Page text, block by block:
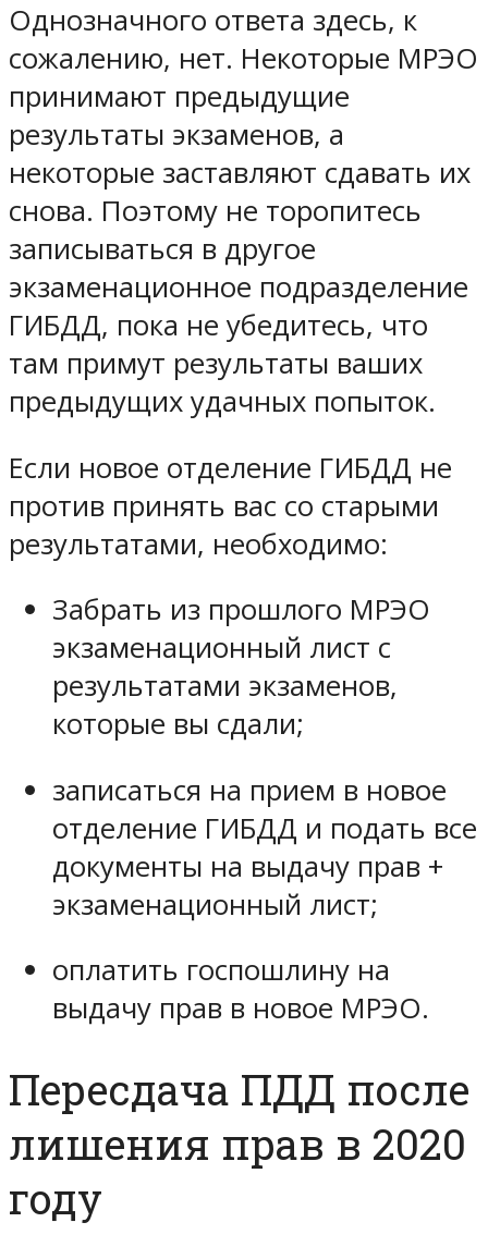
Однозначного ответа здесь, к
сожалению, нет. Некоторые МРЭО
принимают предыдущие
результаты экзаменов, а
некоторые заставляют сдавать их
снова. Поэтому не торопитесь
записываться в другое
экзаменационное подразделение
ГИБДД, пока не убедитесь, что
там примут результаты ваших
предыдущих удачных попыток.
Если новое отделение ГИБДД не
против принять вас со старыми
результатами, необходимо:
Забрать из прошлого МРЭО
экзаменационный лист с
результатами экзаменов,
которые вы сдали;
записаться на прием в новое
отделение ГИБДД и подать все
документы на выдачу прав +
экзаменационный лист;
оплатить госпошлину на
выдачу прав в новое МРЭО.
Пересдача ПДД после
лишения прав в 2020
году